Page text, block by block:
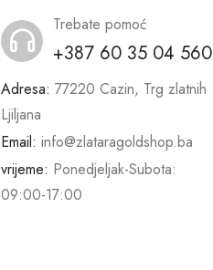
Trebate pomoć
+387 60 35 04 560
Adresa: 77220 Cazin, Trg zlatnih
Ljiljana
Email: info@zlataragoldshop.ba
vrijeme: Ponedjeljak-Subota:
09:00-17:00